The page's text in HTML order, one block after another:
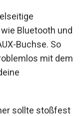
Bluetooth und
Buchse. So
mit dem
sollte stoßfest